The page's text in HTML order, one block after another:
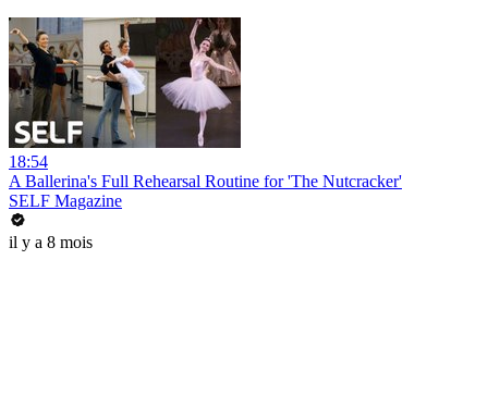
18:54
A Ballerina's Full Rehearsal Routine for 'The Nutcracker'
SELF Magazine
il y a 8 mois